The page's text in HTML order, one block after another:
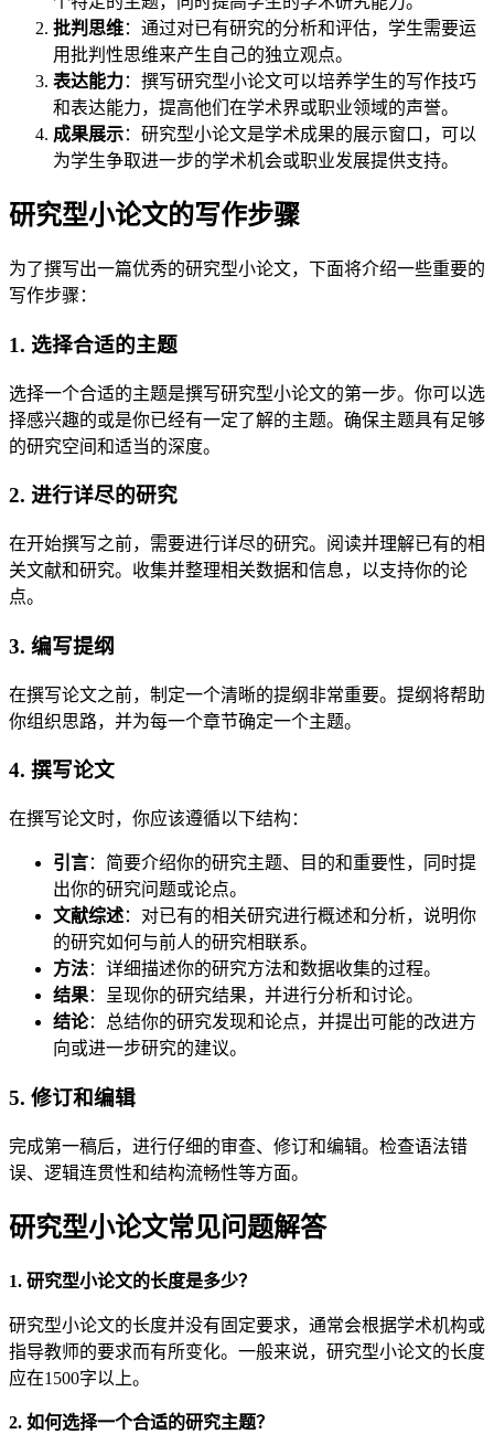
批判思维：通过对已有研究的分析和评估，学生需要运
用批判性思维来产生自己的独立观点。
表达能力：撰写研究型小论文可以培养学生的写作技巧
和表达能力，提高他们在学术界或职业领域的声誉。
成果展示：研究型小论文是学术成果的展示窗口，可以
为学生争取进一步的学术机会或职业发展提供支持。
研究型小论文的写作步骤
为了撰写出一篇优秀的研究型小论文，下面将介绍一些重要的
写作步骤：
1. 选择合适的主题
选择一个合适的主题是撰写研究型小论文的第一步。你可以选
择感兴趣的或是你已经有一定了解的主题。确保主题具有足够
的研究空间和适当的深度。
2. 进行详尽的研究
在开始撰写之前，需要进行详尽的研究。阅读并理解已有的相
关文献和研究。收集并整理相关数据和信息，以支持你的论
点。
3. 编写提纲
在撰写论文之前，制定一个清晰的提纲非常重要。提纲将帮助
你组织思路，并为每一个章节确定一个主题。
4. 撰写论文
在撰写论文时，你应该遵循以下结构：
引言：简要介绍你的研究主题、目的和重要性，同时提
出你的研究问题或论点。
文献综述：对已有的相关研究进行概述和分析，说明你
的研究如何与前人的研究相联系。
方法：详细描述你的研究方法和数据收集的过程。
结果：呈现你的研究结果，并进行分析和讨论。
结论：总结你的研究发现和论点，并提出可能的改进方
向或进一步研究的建议。
5. 修订和编辑
完成第一稿后，进行仔细的审查、修订和编辑。检查语法错
误、逻辑连贯性和结构流畅性等方面。
研究型小论文常见问题解答
1. 研究型小论文的长度是多少？
研究型小论文的长度并没有固定要求，通常会根据学术机构或
指导教师的要求而有所变化。一般来说，研究型小论文的长度
应在1500字以上。
2. 如何选择一个合适的研究主题？